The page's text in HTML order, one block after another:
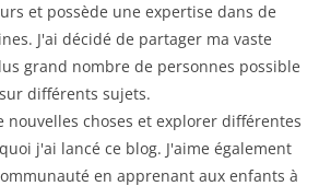
et possède une expertise dans de
J'ai décidé de partager ma vaste
grand nombre de personnes possible
sur différents sujets.
nouvelles choses et explorer différentes
j'ai lancé ce blog. J'aime également
en apprenant aux enfants à